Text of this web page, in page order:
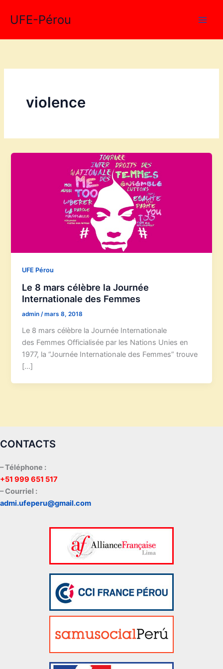
UFE-Pérou
violence
UFE Pérou
Le 8 mars célèbre la Journée
Internationale des Femmes
admin /mars 8, 2018
Le 8 mars célèbre la Journée Internationale
des Femmes Officialisée par les Nations Unies en
1977, la “Journée Internationale des Femmes” trouve
[…]
CONTACTS
– Téléphone :
+51 999 651 517
– Courriel :
admi.ufeperu@gmail.com